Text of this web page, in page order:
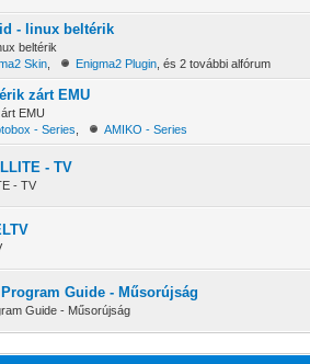
- linux beltérik
beltérik
Skin Enigma2 Plugin , és 2 további alfórum
zárt EMU
EMU
- Series AMIKO - Series
- TV
- TV
Guide - Műsorújság
Guide - Műsorújság